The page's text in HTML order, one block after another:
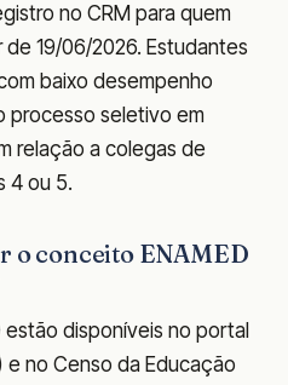
no CRM para quem
19/06/2026. Estudantes
baixo desempenho
processo seletivo em
relação a colegas de
4 ou 5.
o conceito ENAMED
estão disponíveis no portal
no Censo da Educação